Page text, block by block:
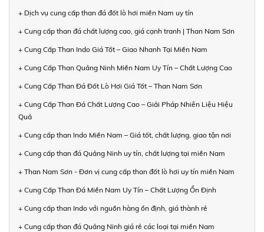
+ Dịch vụ cung cấp than đá đốt lò hơi miền Nam uy tín
+ Cung cấp than đá chất lượng cao, giá cạnh tranh | Than Nam Sơn
+ Cung Cấp Than Indo Giá Tốt – Giao Nhanh Tại Miền Nam
+ Cung Cấp Than Quảng Ninh Miền Nam Uy Tín – Chất Lượng Cao
+ Cung Cấp Than Đá Đốt Lò Hơi Giá Tốt – Than Nam Sơn
+ Cung Cấp Than Đá Chất Lượng Cao – Giải Pháp Nhiên Liệu Hiệu
Quả
+ Cung cấp than Indo Miền Nam – Giá tốt, chất lượng, giao tận nơi
+ Cung cấp than đá Quảng Ninh uy tín, chất lượng tại miền Nam
+ Than Nam Sơn - Đơn vị cung cấp than đốt lò hơi uy tín miền Nam
+ Cung Cấp Than Đá Miền Nam Uy Tín – Chất Lượng Ổn Định
+ Cung cấp than Indo với nguồn hàng ổn định, giá thành rẻ
+ Cung cấp than đá Quảng Ninh giá rẻ các loại tại miền Nam